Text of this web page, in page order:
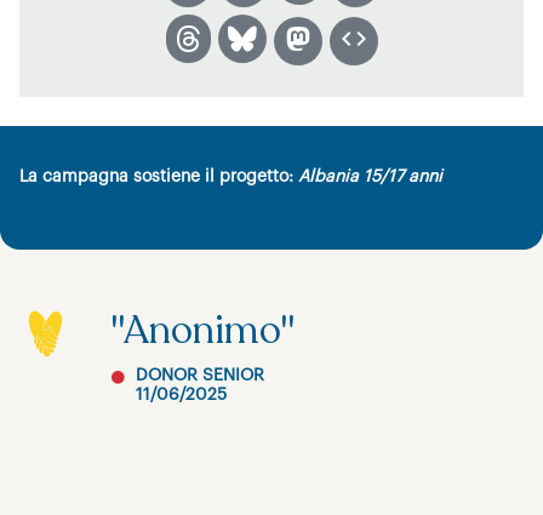
La campagna sostiene il progetto: Albania 15/17 anni
"Anonimo"
DONOR SENIOR
11/06/2025